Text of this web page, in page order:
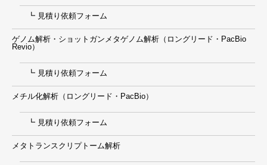
┗ 見積り依頼フォーム
ゲノム解析・ショットガンメタゲノム解析（ロングリード・PacBio
Revio）
┗ 見積り依頼フォーム
メチル化解析（ロングリード・PacBio）
┗ 見積り依頼フォーム
メタトランスクリプトーム解析